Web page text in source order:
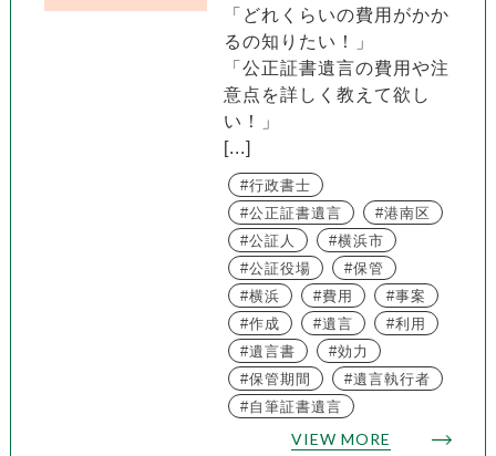
「どれくらいの費用がかか
るの知りたい！」
「公正証書遺言の費用や注
意点を詳しく教えて欲し
い！」
[...]
行政書士
公正証書遺言
港南区
公証人
横浜市
公証役場
保管
横浜
費用
事案
作成
遺言
利用
遺言書
効力
保管期間
遺言執行者
自筆証書遺言
VIEW MORE